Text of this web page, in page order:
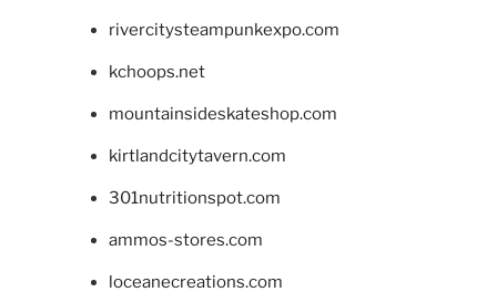
rivercitysteampunkexpo.com
kchoops.net
mountainsideskateshop.com
kirtlandcitytavern.com
301nutritionspot.com
ammos-stores.com
loceanecreations.com